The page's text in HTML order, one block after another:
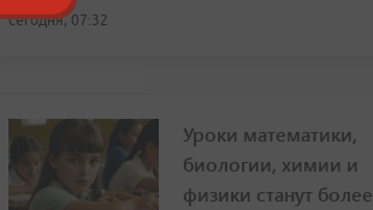
сегодня, 07:32
Уроки математики,
биологии, химии и
физики станут более